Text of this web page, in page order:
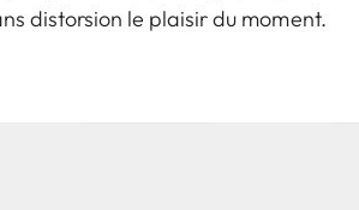
distorsion le plaisir du moment.